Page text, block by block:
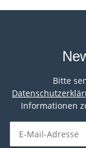
Bitte
Informationen